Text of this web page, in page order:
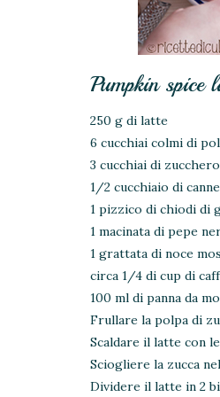
Pumpkin spice
250 g di latte
6 cucchiai colmi di
3 cucchiai di
1/2 cucchiaio di
1 pizzico di chiodi di
1 macinata di pepe
1 grattata di noce
circa 1/4 di cup di
100 ml di panna da
Frullare la polpa di
Scaldare il latte con
Sciogliere la zucca
Dividere il latte in 2